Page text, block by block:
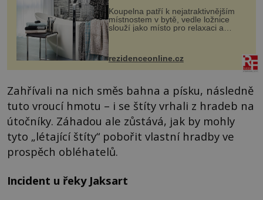
Koupelna patří k nejatraktivnějším
místnostem v bytě, vedle ložnice
slouží jako místo pro relaxaci a
odpočinek. Koupelnový textil –
ručníky, osušky a koberečky –
mohou jako mávnutím kouzelného
proutku...
rezidenceonline.cz
Zahřívali na nich směs bahna a písku, následně
tuto vroucí hmotu – i se štíty vrhali z hradeb na
útočníky. Záhadou ale zůstává, jak by mohly
tyto „létající štíty“ pobořit vlastní hradby ve
prospěch obléhatelů.
Incident u řeky Jaksart